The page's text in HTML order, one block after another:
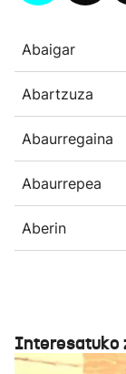
Abaigar
Abartzuza
Abaurregaina
Abaurrepea
Aberin
Interesatuko